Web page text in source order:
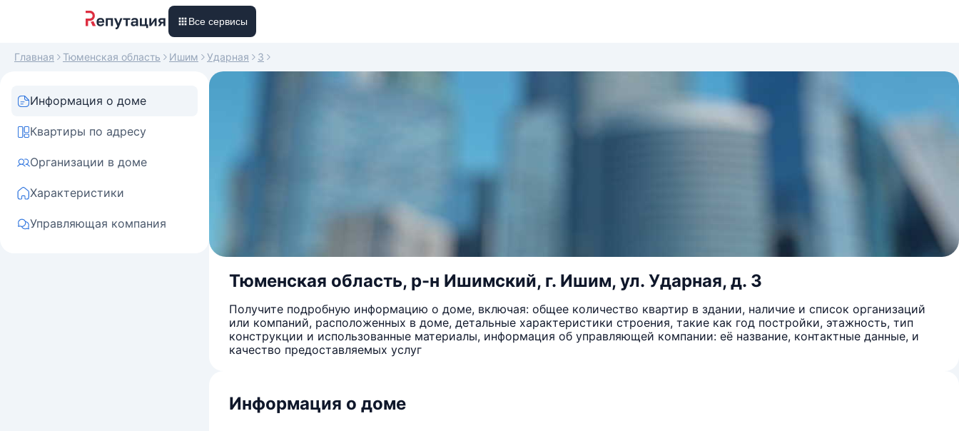
Все сервисы
Главная Тюменская область Ишим Ударная 3
Информация о доме
Квартиры по адресу
Организации в доме
Характеристики
Управляющая компания
Тюменская область, р-н Ишимский, г. Ишим, ул. Ударная, д. 3
Получите подробную информацию о доме, включая: общее количество квартир в здании, наличие и список организаций
или компаний, расположенных в доме, детальные характеристики строения, такие как год постройки, этажность, тип
конструкции и использованные материалы, информация об управляющей компании: её название, контактные данные, и
качество предоставляемых услуг
Информация о доме